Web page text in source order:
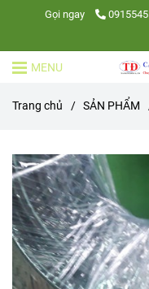
Gọi ngay
MENU
Trang chủ / SẢN PHẨM